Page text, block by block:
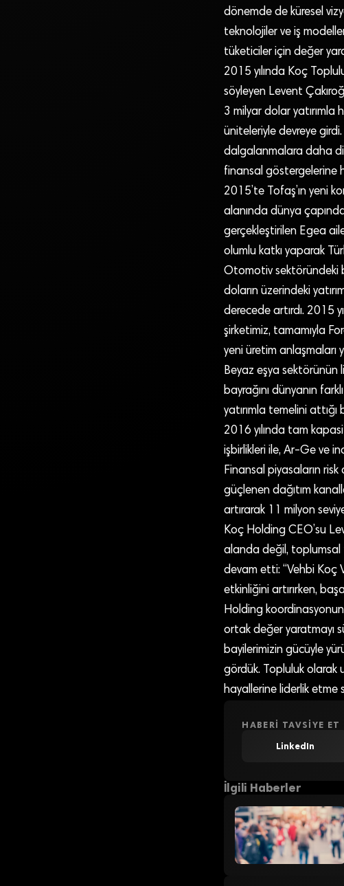
dönemde de küresel
teknolojiler ve iş
tüketiciler için değer
2015 yılında Koç
söyleyen Levent
3 milyar dolar yatırımla
üniteleriyle devreye
dalgalanmalara daha
finansal göstergelerine
2015’te Tofaş’ın yeni
alanında dünya
gerçekleştirilen Egea
olumlu katkı yaparak
Otomotiv sektöründeki
doların üzerindeki
derecede artırdı. 2015
şirketimiz, tamamıyla
yeni üretim anlaşmaları
Beyaz eşya sektörünün
bayrağını dünyanın
yatırımla temelini
2016 yılında tam
işbirlikleri ile, Ar-Ge ve
Finansal piyasaların risk
güçlenen dağıtım
artırarak 11 milyon
Koç Holding CEO’su
alanda değil, toplumsal
devam etti: “Vehbi Koç
etkinliğini artırırken,
Holding
ortak değer yaratmayı
bayilerimizin gücüyle
gördük. Topluluk olarak
hayallerine liderlik etme
HABERI TAVSIYE ET
LinkedIn
İlgili Haberler